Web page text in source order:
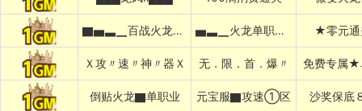
▇▅▃▁百战火龙▁▃▅▇ ▅▃▁火龙单职业▁▃▅ ★零元
Ｘ攻〃速〃神〃器Ｘ 无．限．首．爆〃 免费专属★
倒贴火龙▇单职业 元宝服▇攻速①区 沙奖保底